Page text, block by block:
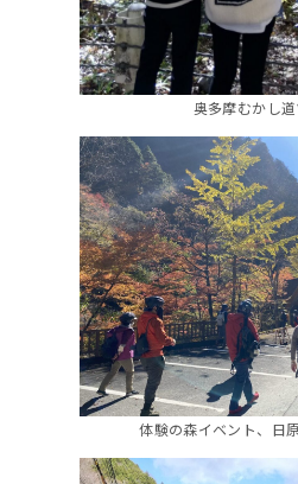
奥多摩むかし
体験の森イベント、日